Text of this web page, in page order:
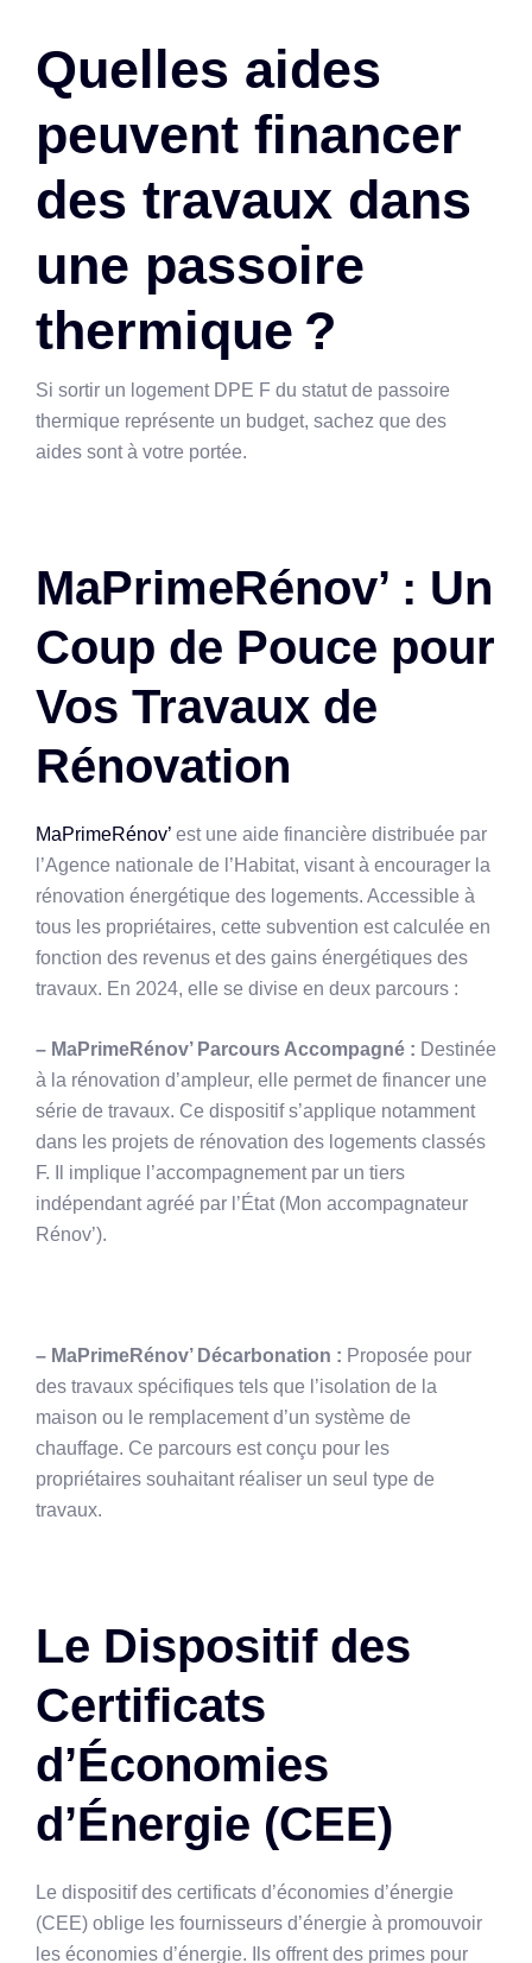
Quelles aides
peuvent financer
des travaux dans
une passoire
thermique ?
Si sortir un logement DPE F du statut de passoire
thermique représente un budget, sachez que des
aides sont à votre portée.
MaPrimeRénov’ : Un
Coup de Pouce pour
Vos Travaux de
Rénovation
MaPrimeRénov’ est une aide financière distribuée par
l’Agence nationale de l’Habitat, visant à encourager la
rénovation énergétique des logements. Accessible à
tous les propriétaires, cette subvention est calculée en
fonction des revenus et des gains énergétiques des
travaux. En 2024, elle se divise en deux parcours :
– MaPrimeRénov’ Parcours Accompagné : Destinée
à la rénovation d’ampleur, elle permet de financer une
série de travaux. Ce dispositif s’applique notamment
dans les projets de rénovation des logements classés
F. Il implique l’accompagnement par un tiers
indépendant agréé par l’État (Mon accompagnateur
Rénov’).
– MaPrimeRénov’ Décarbonation : Proposée pour
des travaux spécifiques tels que l’isolation de la
maison ou le remplacement d’un système de
chauffage. Ce parcours est conçu pour les
propriétaires souhaitant réaliser un seul type de
travaux.
Le Dispositif des
Certificats
d’Économies
d’Énergie (CEE)
Le dispositif des certificats d’économies d’énergie
(CEE) oblige les fournisseurs d’énergie à promouvoir
les économies d’énergie. Ils offrent des primes pour